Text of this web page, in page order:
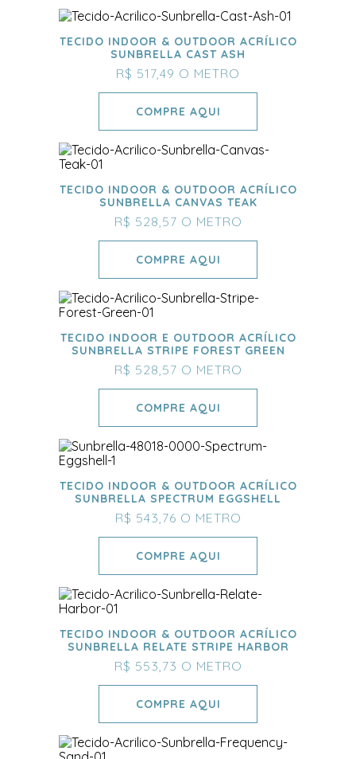
TECIDO INDOOR & OUTDOOR ACRÍLICO
SUNBRELLA CAST ASH
R$ 517,49 O METRO
COMPRE AQUI
TECIDO INDOOR & OUTDOOR ACRÍLICO
SUNBRELLA CANVAS TEAK
R$ 528,57 O METRO
COMPRE AQUI
TECIDO INDOOR E OUTDOOR ACRÍLICO
SUNBRELLA STRIPE FOREST GREEN
R$ 528,57 O METRO
COMPRE AQUI
TECIDO INDOOR & OUTDOOR ACRÍLICO
SUNBRELLA SPECTRUM EGGSHELL
R$ 543,76 O METRO
COMPRE AQUI
TECIDO INDOOR & OUTDOOR ACRÍLICO
SUNBRELLA RELATE STRIPE HARBOR
R$ 553,73 O METRO
COMPRE AQUI